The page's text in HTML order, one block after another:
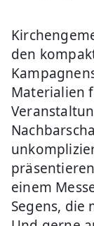
den
Materialien
einem
Segens,